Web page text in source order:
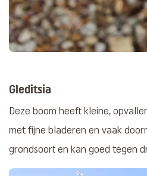
Gleditsia
Deze boom heeft kleine,
met fijne bladeren en vaak
grondsoort en kan goed tegen